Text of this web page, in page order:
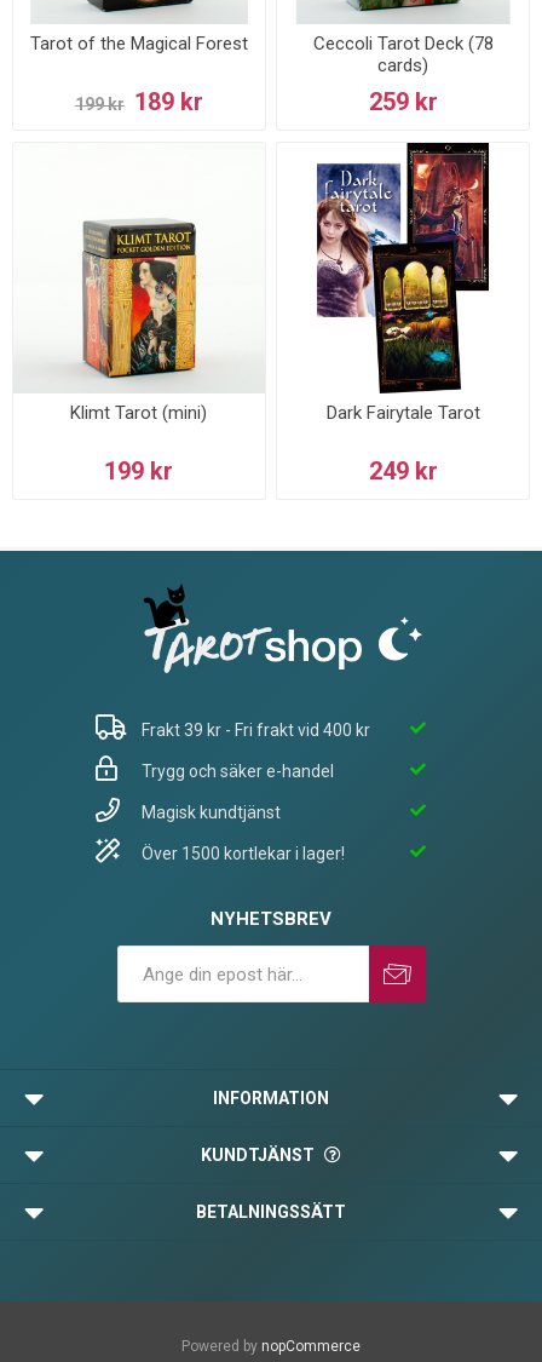
Tarot of the Magical Forest
199 kr 189 kr
Ceccoli Tarot Deck (78
cards)
259 kr
Klimt Tarot (mini)
199 kr
Dark Fairytale Tarot
249 kr
Frakt 39 kr - Fri frakt vid 400 kr
Trygg och säker e-handel
Magisk kundtjänst
Över 1500 kortlekar i lager!
NYHETSBREV
INFORMATION
KUNDTJÄNST
BETALNINGSSÄTT
Powered by nopCommerce